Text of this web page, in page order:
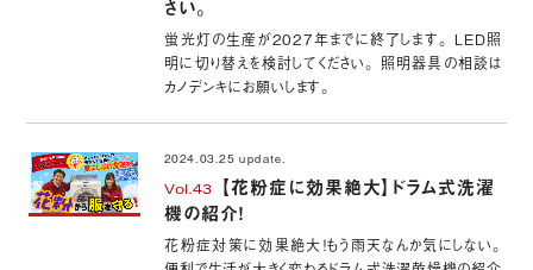
さい。
蛍光灯の生産が2027年までに終了します。 LED照
明に切り替えを検討してください。 照明器具の相談は
カノデンキにお願いします。
2024.03.25 update.
Vol.43
【花粉症に効果絶大】ドラム式洗濯
機の紹介！
花粉症対策に効果絶大！もう雨天なんか気にしない。